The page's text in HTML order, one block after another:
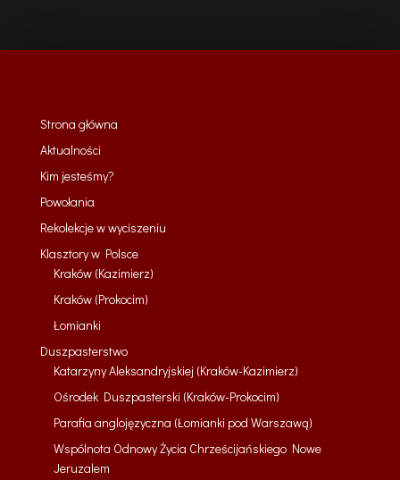
Strona główna
Aktualności
Kim jesteśmy?
Powołania
Rekolekcje w wyciszeniu
Klasztory w Polsce
Kraków (Kazimierz)
Kraków (Prokocim)
Łomianki
Duszpasterstwo
Katarzyny Aleksandryjskiej (Kraków-Kazimierz)
Ośrodek Duszpasterski (Kraków-Prokocim)
Parafia anglojęzyczna (Łomianki pod Warszawą)
Wspólnota Odnowy Życia Chrześcijańskiego Nowe
Jeruzalem